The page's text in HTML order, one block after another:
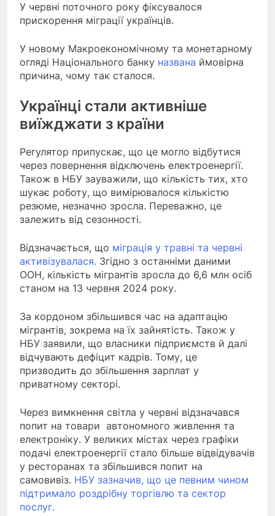
У червні поточного року фіксувалося
прискорення міграції українців.
У новому Макроекономічному та монетарному
огляді Національного банку названа ймовірна
причина, чому так сталося.
Українці стали активніше
виїжджати з країни
Регулятор припускає, що це могло відбутися
через повернення відключень електроенергії.
Також в НБУ зауважили, що кількість тих, хто
шукає роботу, що вимірювалося кількістю
резюме, незначно зросла. Переважно, це
залежить від сезонності.
Відзначається, що міграція у травні та червні
активізувалася. Згідно з останніми даними
ООН, кількість мігрантів зросла до 6,6 млн осіб
станом на 13 червня 2024 року.
За кордоном збільшився час на адаптацію
мігрантів, зокрема на їх зайнятість. Також у
НБУ заявили, що власники підприємств й далі
відчувають дефіцит кадрів. Тому, це
призводить до збільшення зарплат у
приватному секторі.
Через вимкнення світла у червні відзначався
попит на товари автономного живлення та
електроніку. У великих містах через графіки
подачі електроенергії стало більше відвідувачів
у ресторанах та збільшився попит на
самовивіз. НБУ зазначив, що це певним чином
підтримало роздрібну торгівлю та сектор
послуг.